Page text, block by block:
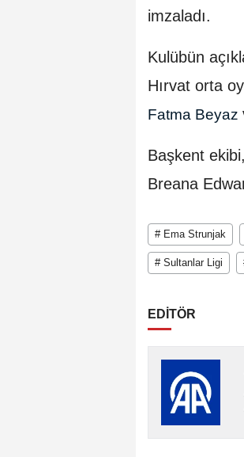
imzaladı.
Kulübün
Hırvat orta
Fatma Beyaz
Başkent
Breana
# Ema Strunjak
# Sultanlar Ligi
EDİTÖR